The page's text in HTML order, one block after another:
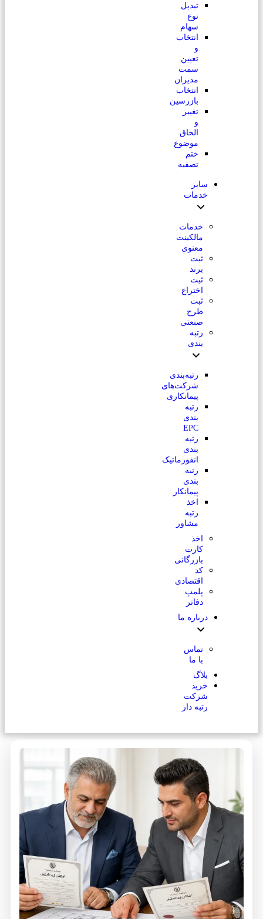
تبدیل
نوع
سهام
انتخاب
و
تعیین
سمت
مدیران
انتخاب
بازرسین
تغییر
و
الحاق
موضوع
ختم
تصفیه
سایر
خدمات
خدمات
مالکینت
معنوی
ثبت
برند
ثبت
اختراع
ثبت
طرح
صنعتی
رتبه
بندی
رتبه‌بندی
شرکت‌های
پیمانکاری
رتبه
بندی
EPC
رتبه
بندی
انفورماتیک
رتبه
بندی
پیمانکار
اخذ
رتبه
مشاور
اخذ
کارت
بازرگانی
کد
اقتصادی
پلمپ
دفاتر
درباره ما
تماس
با ما
بلاگ
خرید
شرکت
رتبه دار